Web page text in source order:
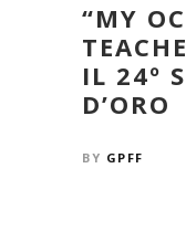
“MY
IL 24º
D’ORO
BY GPFF